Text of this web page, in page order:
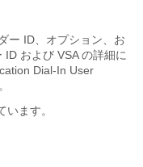
ー ID、オプション、お
ID および VSA の詳細に
Dial-In User
ます。